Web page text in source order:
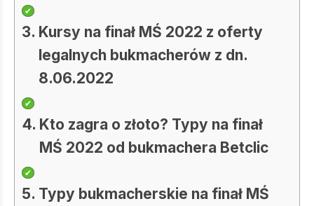
Kursy na finał MŚ 2022 z oferty
legalnych bukmacherów z dn.
8.06.2022
Kto zagra o złoto? Typy na finał
MŚ 2022 od bukmachera Betclic
Typy bukmacherskie na finał MŚ